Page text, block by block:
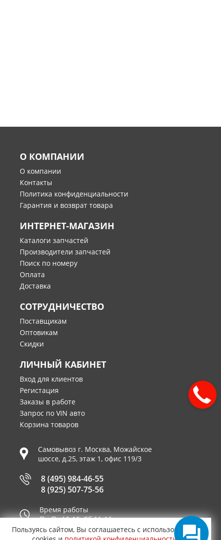
О КОМПАНИИ
О компании
Контакты
Политика конфиденциальности
Гарантия и возврат товара
ИНТЕРНЕТ-МАГАЗИН
Каталоги запчастей
Производители запчастей
Поиск по номеру
Оплата
Доставка
СОТРУДНИЧЕСТВО
Поставщикам
Оптовикам
Скидки
ЛИЧНЫЙ КАБИНЕТ
Вход для клиентов
Регистация
Заказы в работе
Запрос по VIN авто
Корзина товаров
Самовывоз г. Москва, Можайское
шоссе, д.25, этаж 1, офис 119/3
8 (495) 984-46-55
8 (925) 507-75-56
Время работы
Пн-Пт 10-19, Сб 11-16
Принимаем к оплате
Пользуясь сайтом, Вы соглашаетесь с использованием